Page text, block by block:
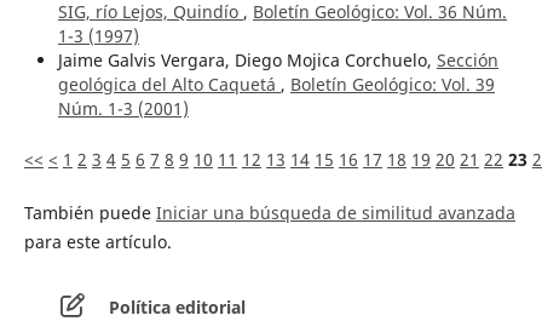
SIG, río Lejos, Quindío , Boletín Geológico: Vol. 36 Núm.
1-3 (1997)
Jaime Galvis Vergara, Diego Mojica Corchuelo, Sección
geológica del Alto Caquetá , Boletín Geológico: Vol. 39
Núm. 1-3 (2001)
<< < 1 2 3 4 5 6 7 8 9 10 11 12 13 14 15 16 17 18 19 20 21 22 23
También puede Iniciar una búsqueda de similitud avanzada
para este artículo.
Política editorial